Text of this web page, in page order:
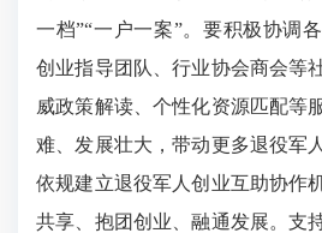
一档”“一户一案”。要积极协调
创业指导团队、行业协会商会等
威政策解读、个性化资源匹配等
难、发展壮大，带动更多退役军
依规建立退役军人创业互助协作
共享、抱团创业、融通发展。支